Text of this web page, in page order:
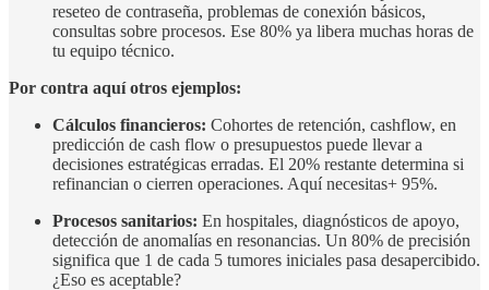
reseteo de contraseña, problemas de conexión básicos,
consultas sobre procesos. Ese 80% ya libera muchas horas de
tu equipo técnico.
Por contra aquí otros ejemplos:
Cálculos financieros: Cohortes de retención, cashflow, en
predicción de cash flow o presupuestos puede llevar a
decisiones estratégicas erradas. El 20% restante determina si
refinancian o cierren operaciones. Aquí necesitas+ 95%.
Procesos sanitarios: En hospitales, diagnósticos de apoyo,
detección de anomalías en resonancias. Un 80% de precisión
significa que 1 de cada 5 tumores iniciales pasa desapercibido.
¿Eso es aceptable?